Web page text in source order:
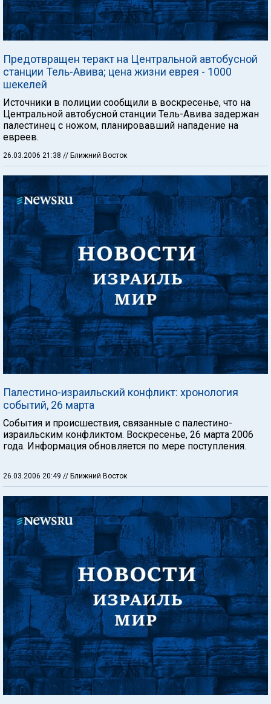
Предотвращен теракт на Центральной автобусной
станции Тель-Авива; цена жизни еврея - 1000
шекелей
Источники в полиции сообщили в воскресенье, что на
Центральной автобусной станции Тель-Авива задержан
палестинец с ножом, планировавший нападение на
евреев.
26.03.2006 21:38 // Ближний Восток
Палестино-израильский конфликт: хронология
событий, 26 марта
События и происшествия, связанные с палестино-
израильским конфликтом. Воскресенье, 26 марта 2006
года. Информация обновляется по мере поступления.
26.03.2006 20:49 // Ближний Восток